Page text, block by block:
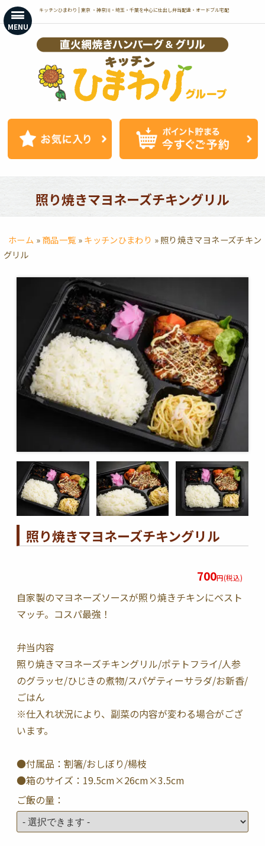
ン
テ
キッチンひまわり | 東京 ・神奈川・埼玉・千葉を中心に仕出し弁当配達・オードブル宅配
MENU
照り焼きマヨネーズチキングリル
ホーム »商品一覧 »キッチンひまわり »照り焼きマヨネーズチキン
グリル
照り焼きマヨネーズチキングリル
700円(税込)
自家製のマヨネーズソースが照り焼きチキンにベスト
マッチ。コスパ最強！
弁当内容
照り焼きマヨネーズチキングリル/ポテトフライ/人参
のグラッセ/ひじきの煮物/スパゲティーサラダ/お新香/
ごはん
※仕入れ状況により、副菜の内容が変わる場合がござ
います。
●付属品：割箸/おしぼり/楊枝
●箱のサイズ：19.5cm×26cm×3.5cm
ご飯の量：